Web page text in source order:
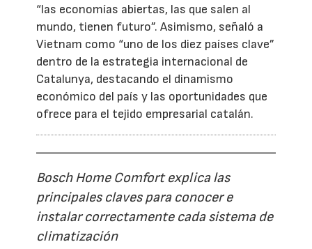
“las economías abiertas, las que salen al
mundo, tienen futuro”. Asimismo, señaló a
Vietnam como “uno de los diez países clave”
dentro de la estrategia internacional de
Catalunya, destacando el dinamismo
económico del país y las oportunidades que
ofrece para el tejido empresarial catalán.
Bosch Home Comfort explica las
principales claves para conocer e
instalar correctamente cada sistema de
climatización